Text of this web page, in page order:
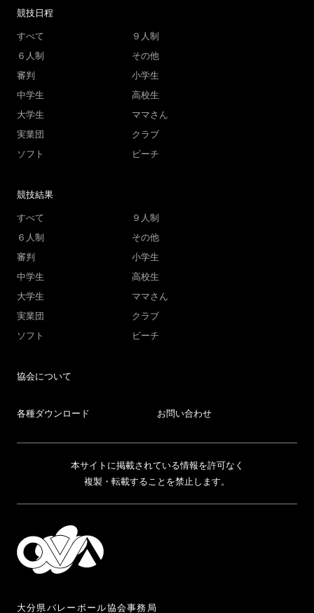
競技日程
すべて
９人制
６人制
その他
審判
小学生
中学生
高校生
大学生
ママさん
実業団
クラブ
ソフト
ビーチ
競技結果
すべて
９人制
６人制
その他
審判
小学生
中学生
高校生
大学生
ママさん
実業団
クラブ
ソフト
ビーチ
協会について
各種ダウンロード お問い合わせ
本サイトに掲載されている情報を許可なく
複製・転載することを禁止します。
大分県バレーボール協会事務局